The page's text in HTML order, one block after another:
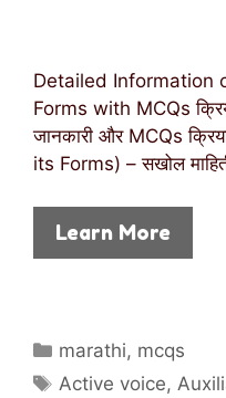
Detailed Information
Forms with MCQs
जानकारी और MCQs
its Forms) – सखोल
Learn More
C
a
marathi, mcqs
T
Active voice,